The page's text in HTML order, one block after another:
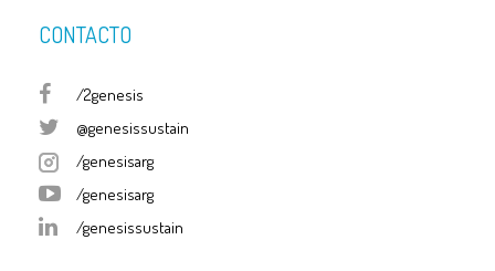
CONTACTO
/2genesis
@genesissustain
/genesisarg
/genesisarg
/genesissustain